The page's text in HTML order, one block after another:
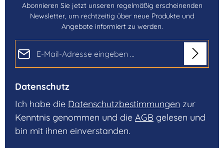
Abonnieren Sie jetzt unseren regelmäßig erscheinenden
Newsletter, um rechtzeitig über neue Produkte und
Angebote informiert zu werden.
Datenschutz
Ich habe die Datenschutzbestimmungen zur
Kenntnis genommen und die AGB gelesen und
bin mit ihnen einverstanden.